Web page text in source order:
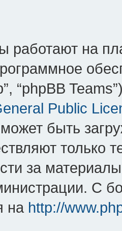
на
“phpBB
Public
быть
только
за
С
на http://